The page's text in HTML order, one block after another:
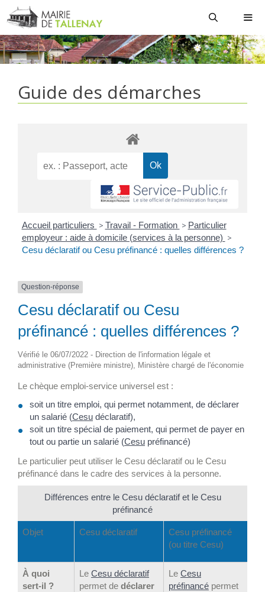
Aller
au
contenu
Guide des démarches
Accueil particuliers > Travail - Formation > Particulier
employeur : aide à domicile (services à la personne) >
Cesu déclaratif ou Cesu préfinancé : quelles différences ?
Question-réponse
Cesu déclaratif ou Cesu
préfinancé : quelles différences ?
Vérifié le 06/07/2022 - Direction de l'information légale et
administrative (Première ministre), Ministère chargé de l'économie
Le chèque emploi-service universel est :
soit un titre emploi, qui permet notamment, de déclarer
un salarié (Cesu déclaratif),
soit un titre spécial de paiement, qui permet de payer en
tout ou partie un salarié (Cesu préfinancé)
Le particulier peut utiliser le Cesu déclaratif ou le Cesu
préfinancé dans le cadre des services à la personne.
Différences entre le Cesu déclaratif et le Cesu
préfinancé
Objet Cesu déclaratif
Cesu préfinancé
(ou titre Cesu)
À quoi
sert-il ?
Le Cesu déclaratif
permet de déclarer
Le Cesu
préfinancé permet